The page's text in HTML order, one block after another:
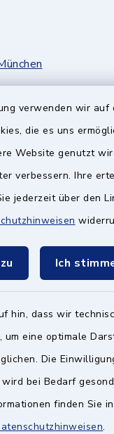
verwenden wir auf
die es uns
Website genutzt
verbessern. Ihre
jederzeit über den
Ich
hin, dass wir
um eine optimale
Die
bei Bedarf
finden Sie
.
ins Rathaus
Barrierefreiheit
Impressum
Sitemap